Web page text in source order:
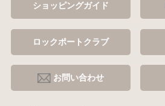
ショッピングガイド
ロックポートクラブ
お問い合わせ